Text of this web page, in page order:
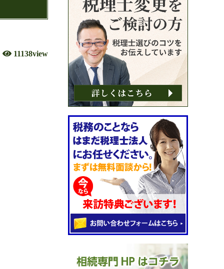
11138view